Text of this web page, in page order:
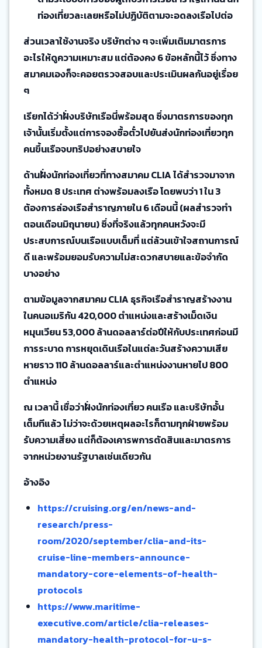
ท่องเที่ยวละเลยหรือไม่ปฏิบัติตามจะอดลงเรือไปต่อ
ส่วนเวลาใช้งานจริง บริษัทต่าง ๆ จะเพิ่มเติมมาตรการ
อะไรให้ดูความเหมาะสม แต่ต้องคง 6 ข้อหลักนี้ไว้ ซึ่งทาง
สมาคมเองก็จะคอยตรวจสอบและประเมินผลกันอยู่เรื่อย
ๆ
เรียกได้ว่าฝั่งบริษัทเรือนี่พร้อมสุด ซึ่งมาตรการของทุก
เจ้านั้นเริ่มตั้งแต่การจองซื้อตั๋วไปยันส่งนักท่องเที่ยวทุก
คนขึ้นเรือจบทริปอย่างสบายใจ
ด้านฝั่งนักท่องเที่ยวที่ทางสมาคม CLIA ได้สำรวจมาจาก
ทั้งหมด 8 ประเทศ ต่างพร้อมลงเรือ โดยพบว่า 1 ใน 3
ต้องการล่องเรือสำราญภายใน 6 เดือนนี้ (ผลสำรวจทำ
ตอนเดือนมิถุนายน) ซึ่งที่จริงแล้วทุกคนหวังจะมี
ประสบการณ์บนเรือแบบเต็มที่ แต่ล้วนเข้าใจสถานการณ์
ดี และพร้อมยอมรับความไม่สะดวกสบายและข้อจำกัด
บางอย่าง
ตามข้อมูลจากสมาคม CLIA ธุรกิจเรือสำราญสร้างงาน
ในคนอเมริกัน 420,000 ตำแหน่งและสร้างเม็ดเงิน
หมุนเวียน 53,000 ล้านดอลลาร์ต่อปีให้กับประเทศก่อนมี
การระบาด การหยุดเดินเรือในแต่ละวันสร้างความเสีย
หายราว 110 ล้านดอลลาร์และตำแหน่งงานหายไป 800
ตำแหน่ง
ณ เวลานี้ เชื่อว่าฝั่งนักท่องเที่ยว คนเรือ และบริษัทอั้น
เต็มทีแล้ว ไม่ว่าจะด้วยเหตุผลอะไรก็ตามทุกฝ่ายพร้อม
รับความเสี่ยง แต่ก็ต้องเคารพการตัดสินและมาตรการ
จากหน่วยงานรัฐบาลเช่นเดียวกัน
อ้างอิง
https://cruising.org/en/news-and-
research/press-
room/2020/september/clia-and-its-
cruise-line-members-announce-
mandatory-core-elements-of-health-
protocols
https://www.maritime-
executive.com/article/clia-releases-
mandatory-health-protocol-for-u-s-